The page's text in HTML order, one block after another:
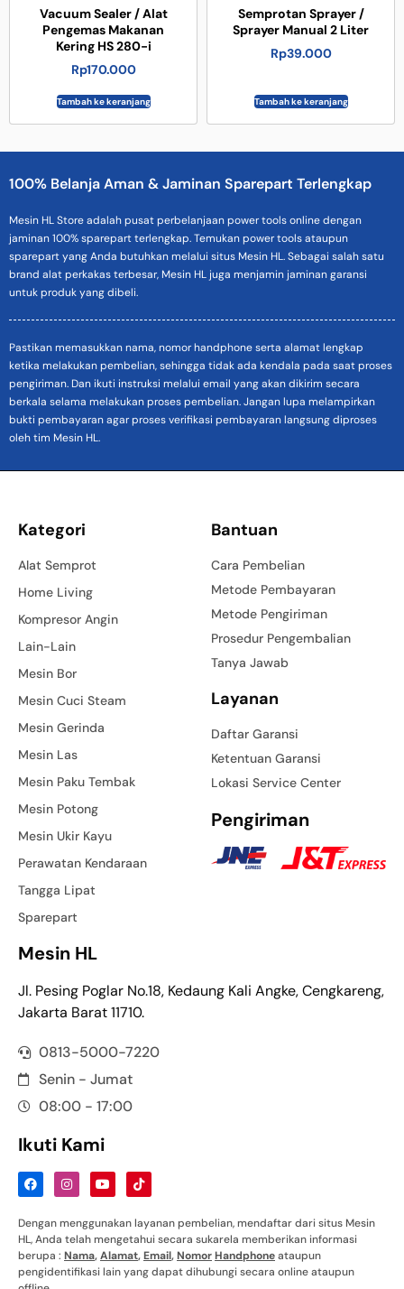
Vacuum Sealer / Alat
Pengemas Makanan
Kering HS 280-i
Rp170.000
Tambah ke keranjang
Semprotan Sprayer /
Sprayer Manual 2 Liter
Rp39.000
Tambah ke keranjang
100% Belanja Aman & Jaminan Sparepart Terlengkap
Mesin HL Store adalah pusat perbelanjaan power tools online dengan
jaminan 100% sparepart terlengkap. Temukan power tools ataupun
sparepart yang Anda butuhkan melalui situs Mesin HL. Sebagai salah satu
brand alat perkakas terbesar, Mesin HL juga menjamin jaminan garansi
untuk produk yang dibeli.
Pastikan memasukkan nama, nomor handphone serta alamat lengkap
ketika melakukan pembelian, sehingga tidak ada kendala pada saat proses
pengiriman. Dan ikuti instruksi melalui email yang akan dikirim secara
berkala selama melakukan proses pembelian. Jangan lupa melampirkan
bukti pembayaran agar proses verifikasi pembayaran langsung diproses
oleh tim Mesin HL.
Kategori
Alat Semprot
Home Living
Kompresor Angin
Lain-Lain
Mesin Bor
Mesin Cuci Steam
Mesin Gerinda
Mesin Las
Mesin Paku Tembak
Mesin Potong
Mesin Ukir Kayu
Perawatan Kendaraan
Tangga Lipat
Sparepart
Bantuan
Cara Pembelian
Metode Pembayaran
Metode Pengiriman
Prosedur Pengembalian
Tanya Jawab
Layanan
Daftar Garansi
Ketentuan Garansi
Lokasi Service Center
Pengiriman
Mesin HL
Jl. Pesing Poglar No.18, Kedaung Kali Angke, Cengkareng,
Jakarta Barat 11710.
0813-5000-7220
Senin - Jumat
08:00 - 17:00
Ikuti Kami
Dengan menggunakan layanan pembelian, mendaftar dari situs Mesin
HL, Anda telah mengetahui secara sukarela memberikan informasi
berupa : Nama,Alamat,Email,NomorHandphoneataupun
pengidentifikasi lain yang dapat dihubungi secara online ataupun